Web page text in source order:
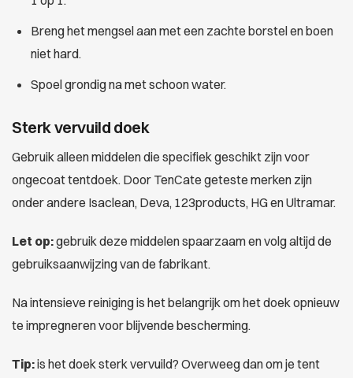
Breng het mengsel aan met een zachte borstel en boen
niet hard.
Spoel grondig na met schoon water.
Sterk vervuild doek
Gebruik alleen middelen die specifiek geschikt zijn voor
ongecoat tentdoek. Door TenCate geteste merken zijn
onder andere Isaclean, Deva, 123products, HG en Ultramar.
Let op:gebruik deze middelen spaarzaam en volg altijd de
gebruiksaanwijzing van de fabrikant.
Na intensieve reiniging is het belangrijk om het doek opnieuw
te impregneren voor blijvende bescherming.
Tip:is het doek sterk vervuild? Overweeg dan om je tent